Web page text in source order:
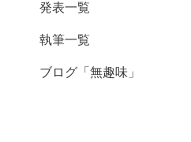
発表一覧
執筆一覧
ブログ「無趣味」